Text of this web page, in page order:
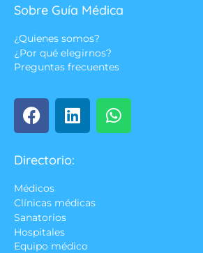
Sobre Guía Médica
¿Quienes somos?
¿Por qué elegirnos?
Preguntas frecuentes
Directorio:
Médicos
Clínicas médicas
Sanatorios
Hospitales
Equipo médico